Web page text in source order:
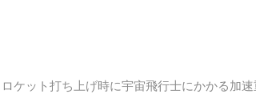
ケット打ち上げ時に宇宙飛行士にかかる加